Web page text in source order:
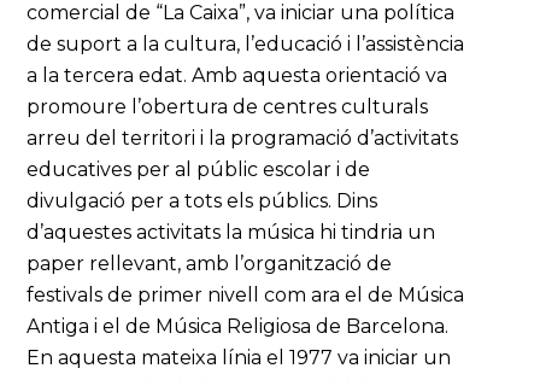
comercial de “La Caixa”, va iniciar una política
de suport a la cultura, l’educació i l’assistència
a la tercera edat. Amb aquesta orientació va
promoure l’obertura de centres culturals
arreu del territori i la programació d’activitats
educatives per al públic escolar i de
divulgació per a tots els públics. Dins
d’aquestes activitats la música hi tindria un
paper rellevant, amb l’organització de
festivals de primer nivell com ara el de Música
Antiga i el de Música Religiosa de Barcelona.
En aquesta mateixa línia el 1977 va iniciar un